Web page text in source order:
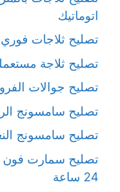
اتوماتيك
تصليح ثلاجات
تصليح ثلاجة
تصليح جوالات
تصليح سامسونج
تصليح سامسونج
تصليح سمارت فون
24 ساعة